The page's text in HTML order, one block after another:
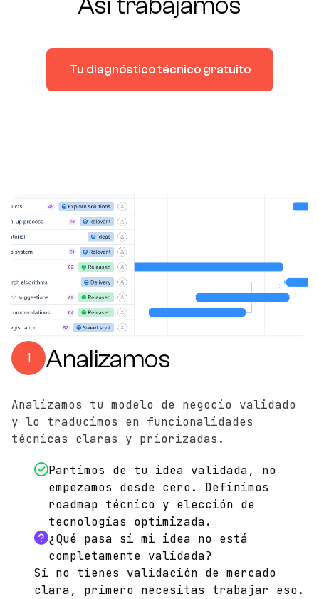
Tu diagnóstico técnico gratuito
1 Analizamos
Analizamos tu modelo de negocio validado
y lo traducimos en funcionalidades
técnicas claras y priorizadas.
Partimos de tu idea validada, no
empezamos desde cero. Definimos
roadmap técnico y elección de
tecnologías optimizada.
¿Qué pasa si mi idea no está
completamente validada?
Si no tienes validación de mercado
clara, primero necesitas trabajar eso.